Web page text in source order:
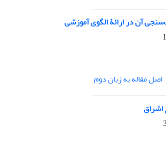
آن در ارائۀ الگوی آموزشی
اصل مقاله به زبان دوم
اشراق